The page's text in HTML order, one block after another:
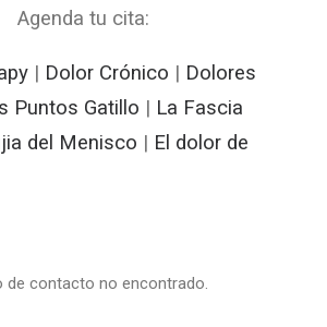
Agenda tu cita:
| Dolor Crónico | Dolores
Puntos Gatillo | La Fascia
del Menisco | El dolor de
de contacto no encontrado.